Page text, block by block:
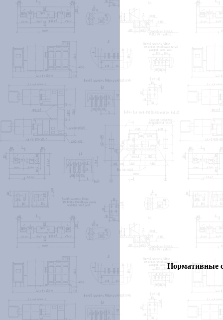
Нормативные